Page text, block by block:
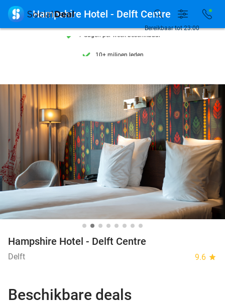
7 dagen per week beschikbaar
7 dagen per week beschikbaar
10+ miljoen leden
Bereikbaar tot 23:00
 Hampshire Hotel - Delft Centre
Hampshire Hotel - Delft Centre
Delft 9.6 star
Beschikbare deals